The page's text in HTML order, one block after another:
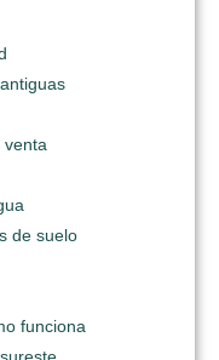
venta
de suelo
funciona